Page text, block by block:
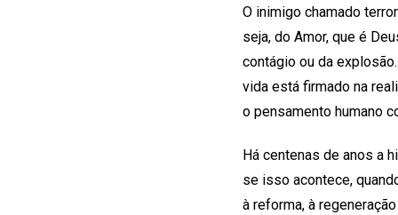
O inimigo chamado
seja, do Amor, que é
contágio ou da
vida está firmado na
o pensamento humano
Há centenas de anos a
se isso acontece,
à reforma, à